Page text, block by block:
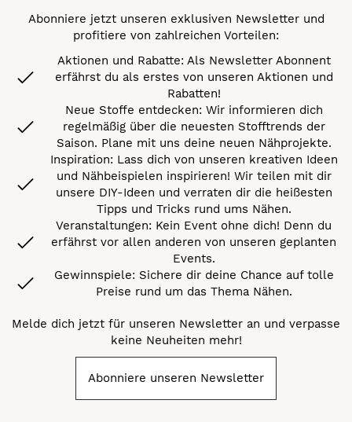
Abonniere jetzt unseren exklusiven Newsletter und
profitiere von zahlreichen Vorteilen:
Aktionen und Rabatte: Als Newsletter Abonnent
erfährst du als erstes von unseren Aktionen und
Rabatten!
Neue Stoffe entdecken: Wir informieren dich
regelmäßig über die neuesten Stofftrends der
Saison. Plane mit uns deine neuen Nähprojekte.
Inspiration: Lass dich von unseren kreativen Ideen
und Nähbeispielen inspirieren! Wir teilen mit dir
unsere DIY-Ideen und verraten dir die heißesten
Tipps und Tricks rund ums Nähen.
Veranstaltungen: Kein Event ohne dich! Denn du
erfährst vor allen anderen von unseren geplanten
Events.
Gewinnspiele: Sichere dir deine Chance auf tolle
Preise rund um das Thema Nähen.
Melde dich jetzt für unseren Newsletter an und verpasse
keine Neuheiten mehr!
Abonniere unseren Newsletter